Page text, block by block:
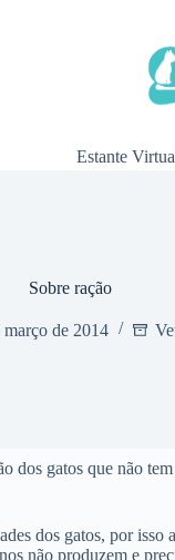
Estante
Sobre ração
março de 2014
dos gatos que não tem
dos gatos, por
não produzem e